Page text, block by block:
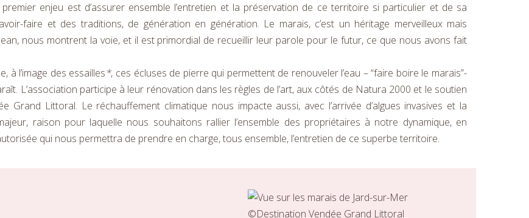
enjeu est d’assurer ensemble l’entretien et la préservation de ce territoire si particulier et de sa
faire et des traditions, de génération en génération. Le marais, c’est un héritage merveilleux mais
nous montrent la voie, et il est primordial de recueillir leur parole pour le futur, ce que nous avons fait
à l’image des essailles*, ces écluses de pierre qui permettent de renouveler l’eau – “faire boire le marais”-
L’association participe à leur rénovation dans les règles de l’art, aux côtés de Natura 2000 et le soutien
Grand Littoral. Le réchauffement climatique nous impacte aussi, avec l’arrivée d’algues invasives et la
raison pour laquelle nous souhaitons rallier l’ensemble des propriétaires à notre dynamique, en
qui nous permettra de prendre en charge, tous ensemble, l’entretien de ce superbe territoire.